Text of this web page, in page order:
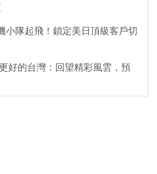
小隊起飛！鎖定美日頂級客戶切
好的台灣：回望精彩風雲，預